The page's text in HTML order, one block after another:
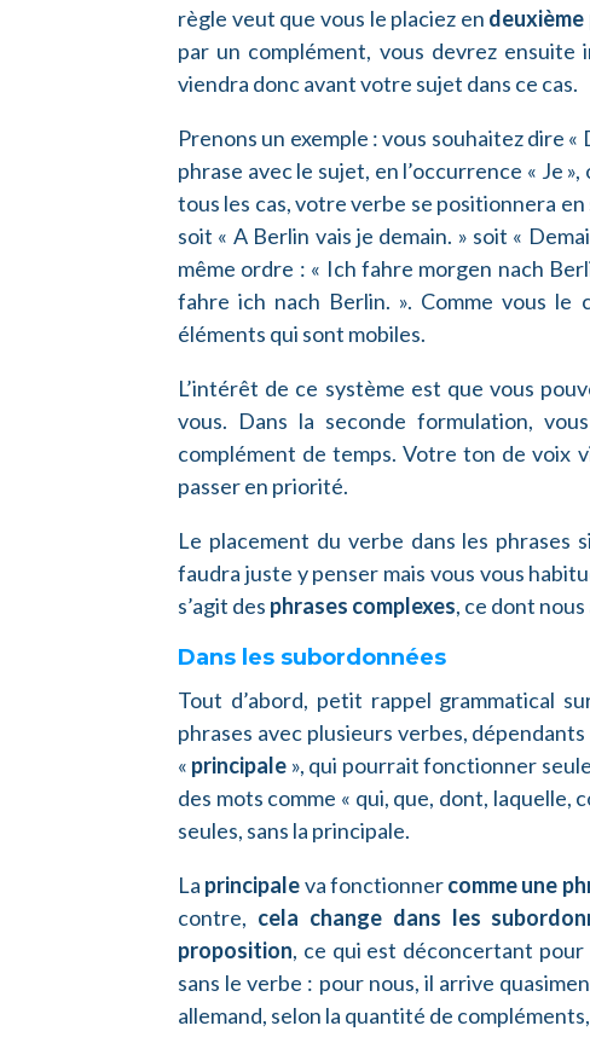
règle veut que vous le placiez en
par un complément, vous devrez
viendra donc avant votre sujet dans ce cas.
Prenons un exemple : vous souhaitez dire
phrase avec le sujet, en l’occurrence « Je
tous les cas, votre verbe se positionnera en
soit « A Berlin vais je demain. » soit «
même ordre : « Ich fahre morgen nach
fahre ich nach Berlin. ». Comme vous le
éléments qui sont mobiles.
L’intérêt de ce système est que vous
vous. Dans la seconde formulation,
complément de temps. Votre ton de voix
passer en priorité.
Le placement du verbe dans les
faudra juste y penser mais vous vous
s’agit des phrases complexes, ce dont
Dans les subordonnées
Tout d’abord, petit rappel grammatical
phrases avec plusieurs verbes,
« principale », qui pourrait fonctionner
des mots comme « qui, que, dont, laquelle,
seules, sans la principale.
La principaleva fonctionnercomme une
contre, cela change dans les
proposition, ce qui est déconcertant
sans le verbe : pour nous, il arrive
allemand, selon la quantité de